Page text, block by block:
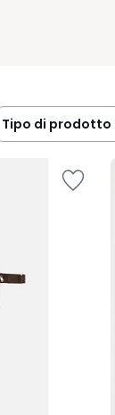
tipo di prodotto